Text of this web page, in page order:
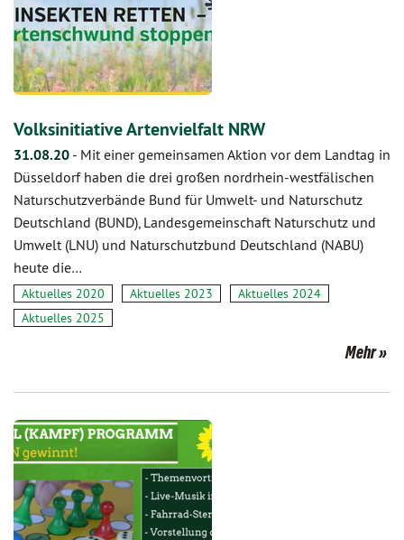
Volksinitiative Artenvielfalt NRW
31.08.20 - Mit einer gemeinsamen Aktion vor dem Landtag in
Düsseldorf haben die drei großen nordrhein-westfälischen
Naturschutzverbände Bund für Umwelt- und Naturschutz
Deutschland (BUND), Landesgemeinschaft Naturschutz und
Umwelt (LNU) und Naturschutzbund Deutschland (NABU)
heute die…
Aktuelles 2020 Aktuelles 2023
Aktuelles 2024
Aktuelles 2025
Mehr